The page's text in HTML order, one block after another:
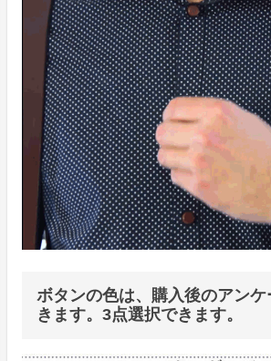
ボタンの色は、購入後のアン
きます。3点選択できます。